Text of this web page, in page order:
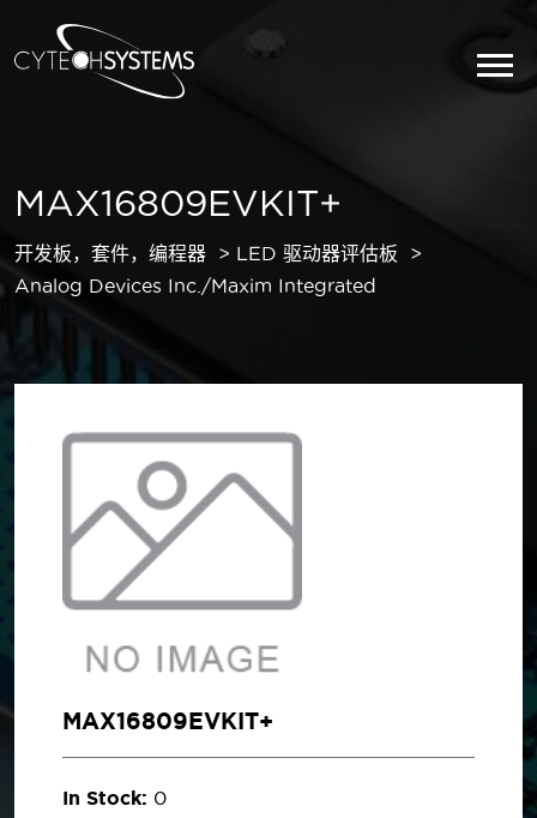
MAX16809EVKIT+
开发板，套件，编程器
LED 驱动器评估板
Analog Devices Inc./Maxim Integrated
MAX16809EVKIT+
In Stock: 0